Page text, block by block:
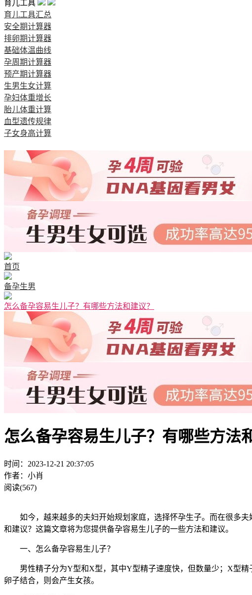
育儿工具
育儿工具汇总
安全期计算器
排卵期计算器
基础体温曲线
孕周期计算器
预产期计算器
生男生女计算
孕妇体重增长
胎儿体重计算
血型遗传规律
子女身高计算
首页
备孕生男
怎么备孕容易生儿子？有哪些方法和建议？
怎么备孕容易生儿子？有哪些方法
时间：2023-12-21 20:37:05
作者：小肖
阅读(567)
如今，越来越多的夫妇开始规划家庭，选择怀孕生子。而在很多夫
和建议？这篇文章将为您提供备孕容易生儿子的一些方法和建议。
一、怎么备孕容易生儿子？
男性精子分为Y型和X型，其中Y型精子速度快，但数量少；X型精
卵子结合，则会产生女孩。